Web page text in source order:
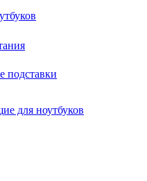
для ноутбуков